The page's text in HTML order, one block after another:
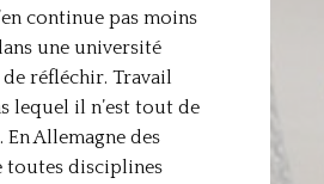
continue pas moins
une université
réfléchir. Travail
lequel il n’est tout de
En Allemagne des
toutes disciplines